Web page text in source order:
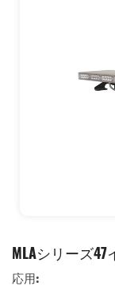
MLAシリーズ
応用: